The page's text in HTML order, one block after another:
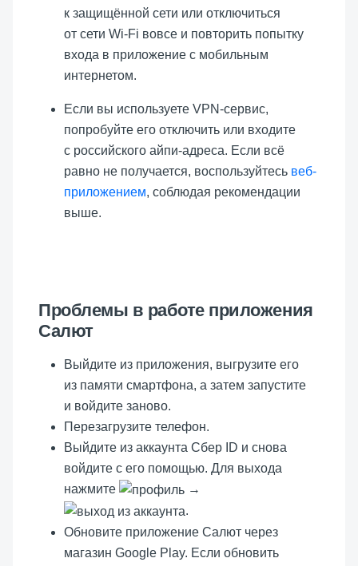
к защищённой сети или отключиться
от сети Wi-Fi вовсе и повторить попытку
входа в приложение с мобильным
интернетом.
Если вы используете VPN-сервис,
попробуйте его отключить или входите
с российского айпи-адреса. Если всё
равно не получается, воспользуйтесь веб-
приложением, соблюдая рекомендации
выше.
Проблемы в работе приложения
Салют
Выйдите из приложения, выгрузите его
из памяти смартфона, а затем запустите
и войдите заново.
Перезагрузите телефон.
Выйдите из аккаунта Сбер ID и снова
войдите с его помощью. Для выхода
нажмите
→
.
Обновите приложение Салют через
магазин Google Play. Если обновить